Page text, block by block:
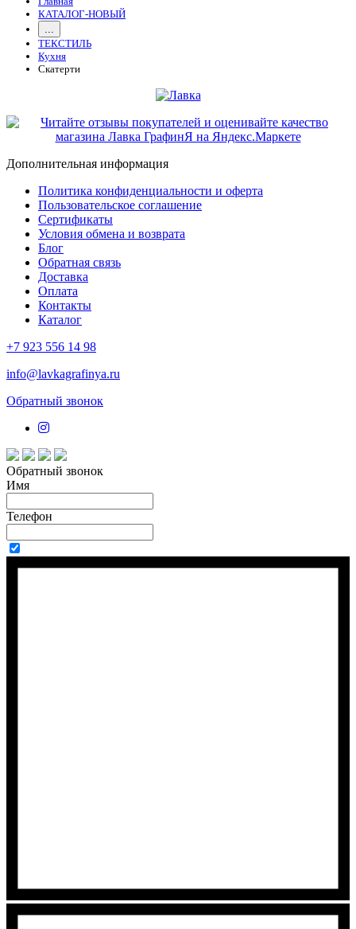
КАТАЛОГ-НОВЫЙ
...
ТЕКСТИЛЬ
Кухня
Скатерти
Дополнительная информация
Политика конфиденциальности и оферта
Пользовательское соглашение
Сертификаты
Условия обмена и возврата
Блог
Обратная связь
Доставка
Оплата
Контакты
Каталог
+7 923 556 14 98
info@lavkagrafinya.ru
Обратный звонок
Обратный звонок
Имя
Телефон